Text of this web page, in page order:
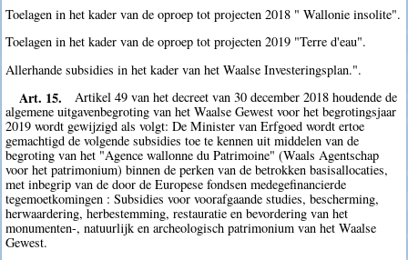
Toelagen in het kader van de oproep tot projecten 2018 " Wallonie insolite".
Toelagen in het kader van de oproep tot projecten 2019 "Terre d'eau".
Allerhande subsidies in het kader van het Waalse Investeringsplan.".
Art. 15.
Artikel 49 van het decreet van 30 december 2018 houdende de
algemene uitgavenbegroting van het Waalse Gewest voor het begrotingsjaar
2019 wordt gewijzigd als volgt: De Minister van Erfgoed wordt ertoe
gemachtigd de volgende subsidies toe te kennen uit middelen van de
begroting van het "Agence wallonne du Patrimoine" (Waals Agentschap
voor het patrimonium) binnen de perken van de betrokken basisallocaties,
met inbegrip van de door de Europese fondsen medegefinancierde
tegemoetkomingen : Subsidies voor voorafgaande studies, bescherming,
herwaardering, herbestemming, restauratie en bevordering van het
monumenten-, natuurlijk en archeologisch patrimonium van het Waalse
Gewest.